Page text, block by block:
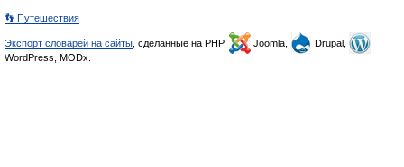
👣 Путешествия
Экспорт словарей на сайты , сделанные на PHP, Joomla,
Drupal,
WordPress, MODx.